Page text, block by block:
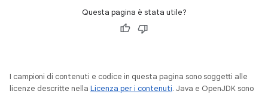
Questa pagina è stata utile?
I campioni di contenuti e codice in questa pagina sono soggetti alle
licenze descritte nella Licenza per i contenuti. Java e OpenJDK sono